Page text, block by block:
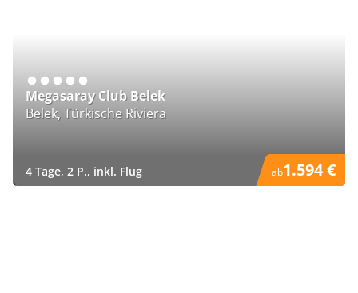
Megasaray Club Belek
Belek, Türkische Riviera
ab1.594 €
4 Tage, 2 P., inkl. Flug
)